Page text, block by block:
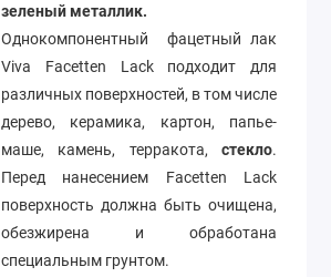
зеленый металлик.
Однокомпонентный фацетный лак
Viva Facetten Lack подходит для
различных поверхностей, в том числе
дерево, керамика, картон, папье-
маше, камень, терракота, стекло.
Перед нанесением Facetten Lack
поверхность должна быть очищена,
обезжирена и обработана
специальным грунтом.